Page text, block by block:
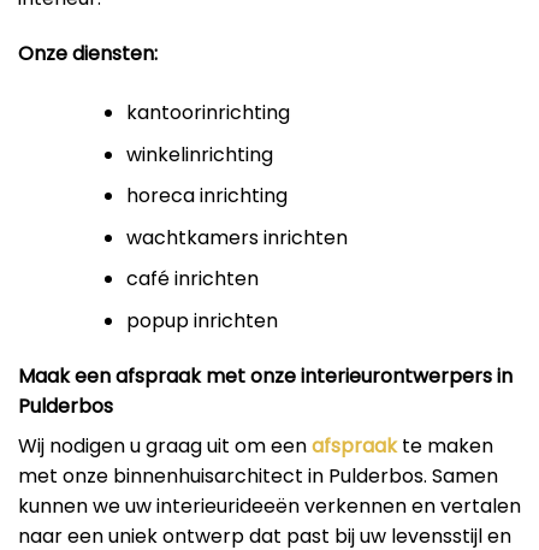
Onze diensten:
kantoorinrichting
winkelinrichting
horeca inrichting
wachtkamers inrichten
café inrichten
popup inrichten
Maak een afspraak met onze interieurontwerpers in
Pulderbos
Wij nodigen u graag uit om eenafspraakte maken
met onze binnenhuisarchitect in Pulderbos. Samen
kunnen we uw interieurideeën verkennen en vertalen
naar een uniek ontwerp dat past bij uw levensstijl en